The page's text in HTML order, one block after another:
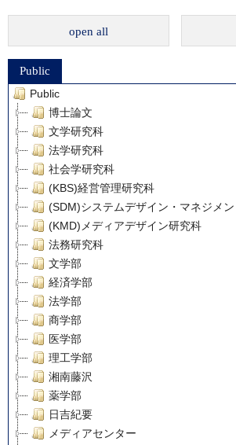
open all
Public
Public
博士論文
文学研究科
法学研究科
社会学研究科
(KBS)経営管理研究科
(SDM)システムデザイン・マネジメ
(KMD)メディアデザイン研究科
法務研究科
文学部
経済学部
法学部
商学部
医学部
理工学部
湘南藤沢
薬学部
日吉紀要
メディアセンター